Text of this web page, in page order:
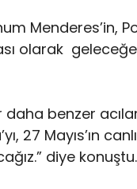
Menderes’in,
olarak
daha benzer
27 Mayıs’ın
diye konuştu.